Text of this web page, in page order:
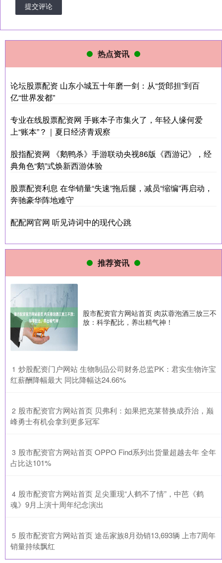
提交评论
热点资讯
论坛股票配资 山东小城五十年磨一剑：从“货郎担”到百
亿“世界发都”
专业在线股票配资网 手账本子市集火了，年轻人缘何爱
上“账本”？｜夏日经济青观察
股指配资网 《鹅鸭杀》手游联动央视86版《西游记》，经
典角色“鹅”式焕新西游体验
股票配资利息 在华销量“失速”拖后腿，减员“缩编”再启动，
奔驰豪华阵地难守
配配网官网 听见诗词中的现代心跳
推荐资讯
股市配资官方网站首页 肉苁蓉泡酒三放三不
放：科学配比，养出精气神！
1 ​炒股配资门户网站 生物制品公司财务总监PK：君实生物许宝
红薪酬降幅最大 同比降幅达24.66%
2 ​股市配资官方网站首页 贝弗利：如果把克莱替换成乔治，巅
峰勇士有机会拿到更多冠军
3 ​股市配资官方网站首页 OPPO Find系列出货量超越去年 全年
占比达101%
4 ​股市配资官方网站首页 足尖重现“人鹤不了情”，中芭《鹤
魂》9月上演十周年纪念演出
5 ​股市配资官方网站首页 途岳家族8月劲销13,693辆 上市7周年
销量持续飘红